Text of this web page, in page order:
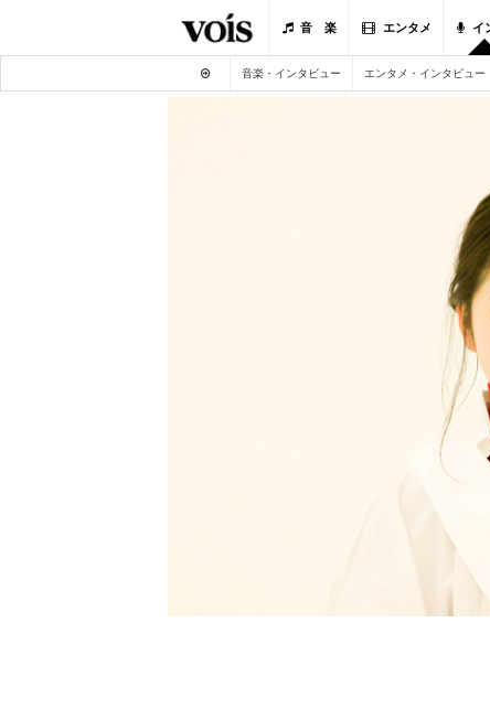
音 楽 エンタメ イ
音楽・インタビュー エンタメ・インタビュー